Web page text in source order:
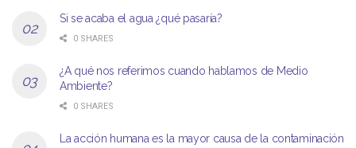
Si se acaba el agua ¿qué pasaría?
0 SHARES
¿A qué nos referimos cuando hablamos de Medio
Ambiente?
0 SHARES
La acción humana es la mayor causa de la contaminación